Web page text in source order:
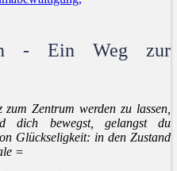
- Ein Weg zur
zum Zentrum werden zu lassen,
dich bewegst, gelangst du
Glückseligkeit: in den Zustand
=